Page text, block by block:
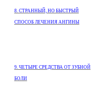
8. СТРАННЫЙ, НО БЫСТРЫЙ
СПОСОБ ЛЕЧЕНИЯ АНГИНЫ
9. ЧЕТЫРЕ СРЕДСТВА ОТ ЗУБНОЙ
БОЛИ